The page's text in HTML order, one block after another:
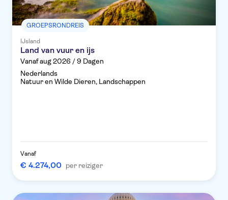
GROEPSRONDREIS
IJsland
Land van vuur en ijs
Vanaf aug 2026 / 9 Dagen
Nederlands
Natuur en Wilde Dieren, Landschappen
Vanaf
€ 4.274,00 per reiziger